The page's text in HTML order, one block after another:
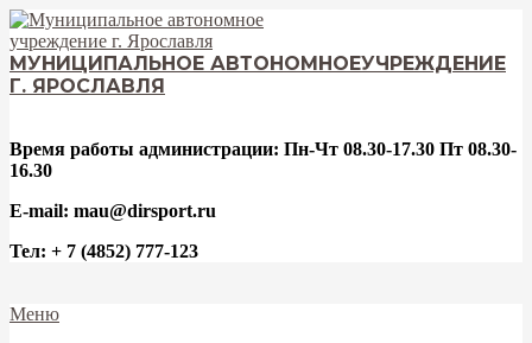
Перейти
к
содержимому
МУНИЦИПАЛЬНОЕ АВТОНОМНОЕУЧРЕЖДЕНИЕ
Г. ЯРОСЛАВЛЯ
Время работы администрации: Пн-Чт 08.30-17.30 Пт 08.30-
16.30
E-mail: mau@dirsport.ru
Тел: + 7 (4852) 777-123
Вторичное
Меню